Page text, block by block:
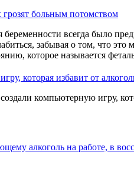
больным потомством
беременности всегда было
забывая о том, что
которое называется
которая избавит от
компьютерную игру,
алкоголь на работе, в